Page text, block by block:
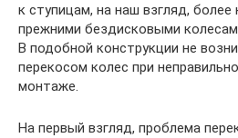
к ступицам, на наш взгляд, более
прежними бездисковыми
В подобной конструкции не
перекосом колес при
монтаже.
На первый взгляд, проблема